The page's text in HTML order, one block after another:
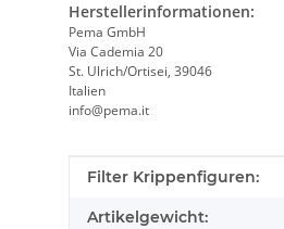
Herstellerinformationen:
Pema GmbH
Via Cademia 20
St. Ulrich/Ortisei, 39046
Italien
info@pema.it
Produkteigenschaft
Wert
Filter Krippenfiguren:
Artikelgewicht: